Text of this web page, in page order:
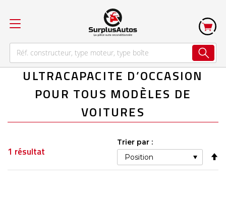
ULTRACAPACITE D’OCCASION
POUR TOUS MODÈLES DE
VOITURES
1 résultat
Trier par :